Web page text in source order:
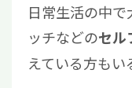
日常生活の中
ッチなどのセル
えている方もい